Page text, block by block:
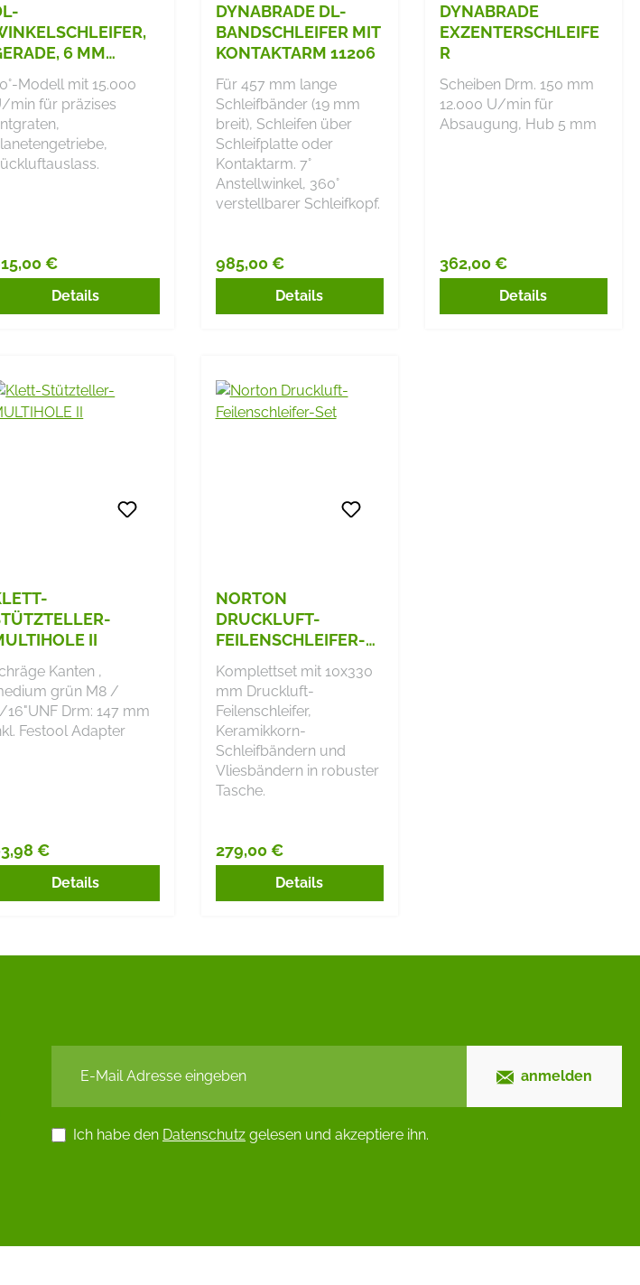
6 MM
SPANNZANGE
Modell mit 15.000
min für präzises
Preis:
€
Details
DYNABRADE DL-
BANDSCHLEIFER MIT
KONTAKTARM 11206
Für 457 mm lange
Schleifbänder (19 mm
breit), Schleifen über
Schleifplatte oder
Kontaktarm. 7°
Anstellwinkel, 360°
verstellbarer Schleifkopf.
Regulärer Preis:
985,00 €
Details
DYNABRADE
EXZENTERSCHLEIFE
R
Scheiben Drm. 150 mm
12.000 U/min für
Absaugung, Hub 5 mm
Regulärer Preis:
362,00 €
Details
II
Kanten ,
grün M8 /
Drm: 147 mm
Festool Adapter
Preis:
€
Details
NORTON
DRUCKLUFT-
FEILENSCHLEIFER-
Komplettset mit 10x330
mm Druckluft-
Feilenschleifer,
Keramikkorn-
Schleifbändern und
Vliesbändern in robuster
Tasche.
Regulärer Preis:
279,00 €
Details
anmelden
Ich habe den Datenschutz gelesen und akzeptiere ihn.